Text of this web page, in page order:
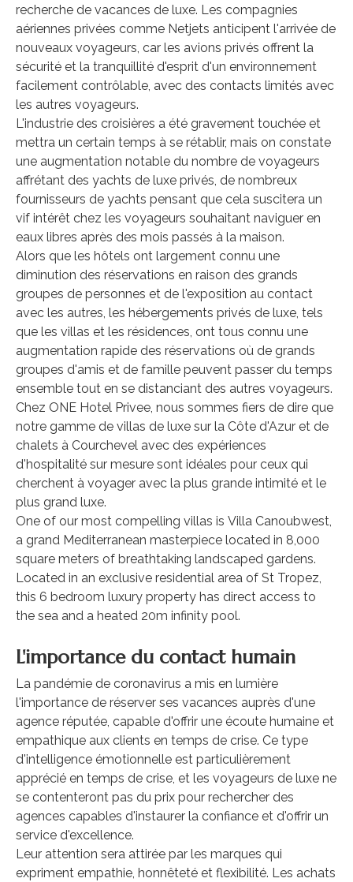
recherche de vacances de luxe. Les compagnies
aériennes privées comme Netjets anticipent l'arrivée de
nouveaux voyageurs, car les avions privés offrent la
sécurité et la tranquillité d'esprit d'un environnement
facilement contrôlable, avec des contacts limités avec
les autres voyageurs.
L'industrie des croisières a été gravement touchée et
mettra un certain temps à se rétablir, mais on constate
une augmentation notable du nombre de voyageurs
affrétant des yachts de luxe privés, de nombreux
fournisseurs de yachts pensant que cela suscitera un
vif intérêt chez les voyageurs souhaitant naviguer en
eaux libres après des mois passés à la maison.
Alors que les hôtels ont largement connu une
diminution des réservations en raison des grands
groupes de personnes et de l'exposition au contact
avec les autres, les hébergements privés de luxe, tels
que les villas et les résidences, ont tous connu une
augmentation rapide des réservations où de grands
groupes d'amis et de famille peuvent passer du temps
ensemble tout en se distanciant des autres voyageurs.
Chez ONE Hotel Privee, nous sommes fiers de dire que
notre gamme de villas de luxe sur la Côte d'Azur et de
chalets à Courchevel avec des expériences
d'hospitalité sur mesure sont idéales pour ceux qui
cherchent à voyager avec la plus grande intimité et le
plus grand luxe.
One of our most compelling villas is Villa Canoubwest,
a grand Mediterranean masterpiece located in 8,000
square meters of breathtaking landscaped gardens.
Located in an exclusive residential area of St Tropez,
this 6 bedroom luxury property has direct access to
the sea and a heated 20m infinity pool.
L'importance du contact humain
La pandémie de coronavirus a mis en lumière
l'importance de réserver ses vacances auprès d'une
agence réputée, capable d'offrir une écoute humaine et
empathique aux clients en temps de crise. Ce type
d'intelligence émotionnelle est particulièrement
apprécié en temps de crise, et les voyageurs de luxe ne
se contenteront pas du prix pour rechercher des
agences capables d'instaurer la confiance et d'offrir un
service d'excellence.
Leur attention sera attirée par les marques qui
expriment empathie, honnêteté et flexibilité. Les achats